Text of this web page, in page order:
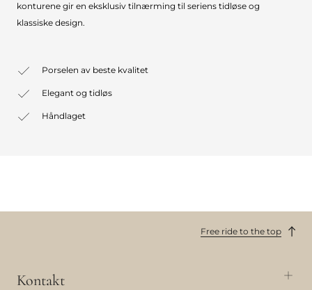
konturene gir en eksklusiv tilnærming til seriens tidløse og
klassiske design.
Porselen av beste kvalitet
Elegant og tidløs
Håndlaget
Free ride to the top
Kontakt